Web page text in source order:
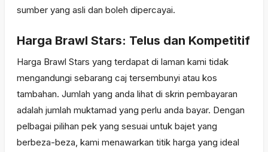
sumber yang asli dan boleh dipercayai.
Harga Brawl Stars: Telus dan Kompetitif
Harga Brawl Stars yang terdapat di laman kami tidak
mengandungi sebarang caj tersembunyi atau kos
tambahan. Jumlah yang anda lihat di skrin pembayaran
adalah jumlah muktamad yang perlu anda bayar. Dengan
pelbagai pilihan pek yang sesuai untuk bajet yang
berbeza-beza, kami menawarkan titik harga yang ideal